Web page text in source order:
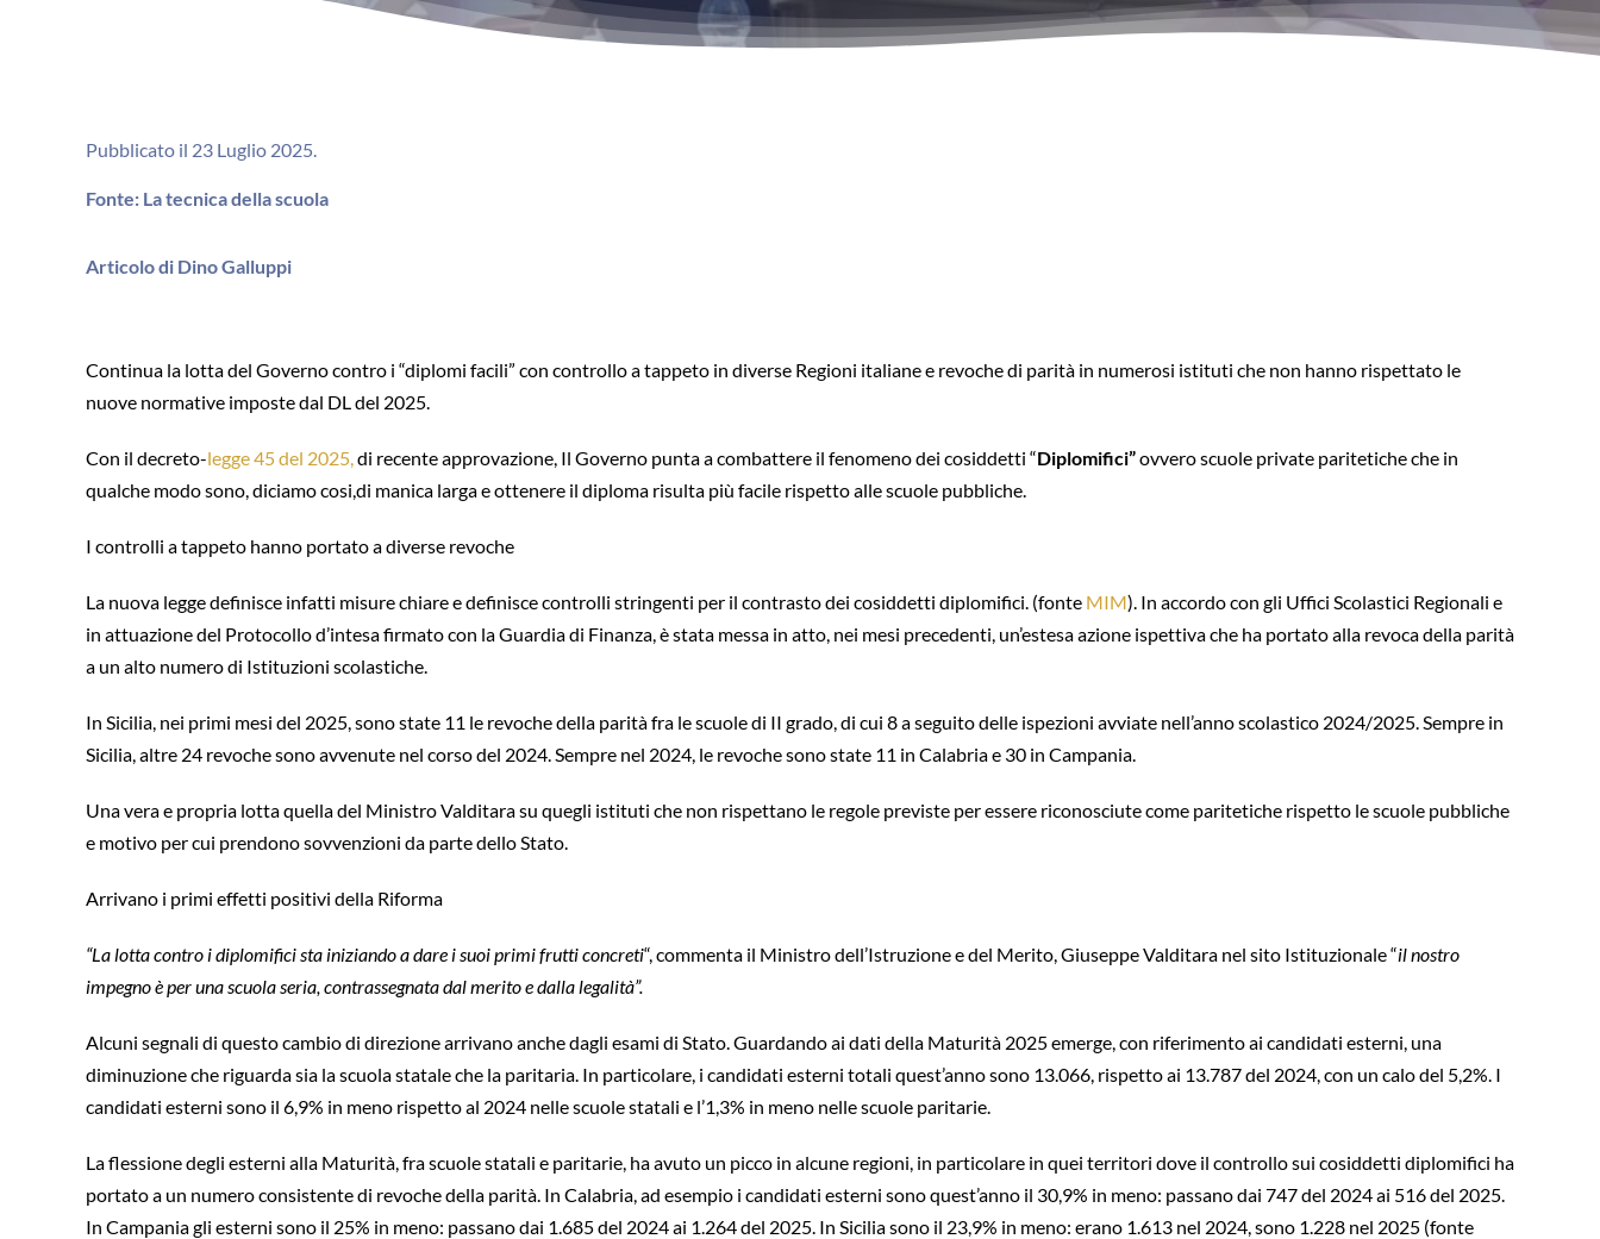
Pubblicato il 23 Luglio 2025.
Fonte: La tecnica della scuola
Articolo di Dino Galluppi
Continua la lotta del Governo contro i “diplomi facili” con controllo a tappeto in diverse Regioni italiane e revoche di parità in numerosi istituti che non hanno rispettato le
nuove normative imposte dal DL del 2025.
Con il decreto-legge 45 del 2025,di recente approvazione, Il Governo punta a combattere il fenomeno dei cosiddetti “Diplomifici”ovvero scuole private paritetiche che in
qualche modo sono, diciamo cosi,di manica larga e ottenere il diploma risulta più facile rispetto alle scuole pubbliche.
I controlli a tappeto hanno portato a diverse revoche
La nuova legge definisce infatti misure chiare e definisce controlli stringenti per il contrasto dei cosiddetti diplomifici. (fonte MIM). In accordo con gli Uffici Scolastici Regionali e
in attuazione del Protocollo d’intesa firmato con la Guardia di Finanza, è stata messa in atto, nei mesi precedenti, un’estesa azione ispettiva che ha portato alla revoca della parità
a un alto numero di Istituzioni scolastiche.
In Sicilia, nei primi mesi del 2025, sono state 11 le revoche della parità fra le scuole di II grado, di cui 8 a seguito delle ispezioni avviate nell’anno scolastico 2024/2025. Sempre in
Sicilia, altre 24 revoche sono avvenute nel corso del 2024. Sempre nel 2024, le revoche sono state 11 in Calabria e 30 in Campania.
Una vera e propria lotta quella del Ministro Valditara su quegli istituti che non rispettano le regole previste per essere riconosciute come paritetiche rispetto le scuole pubbliche
e motivo per cui prendono sovvenzioni da parte dello Stato.
Arrivano i primi effetti positivi della Riforma
“La lotta contro i diplomifici sta iniziando a dare i suoi primi frutti concreti“, commenta il Ministro dell’Istruzione e del Merito, Giuseppe Valditara nel sito Istituzionale “il nostro
impegno è per una scuola seria, contrassegnata dal merito e dalla legalità”.
Alcuni segnali di questo cambio di direzione arrivano anche dagli esami di Stato. Guardando ai dati della Maturità 2025 emerge, con riferimento ai candidati esterni, una
diminuzione che riguarda sia la scuola statale che la paritaria. In particolare, i candidati esterni totali quest’anno sono 13.066, rispetto ai 13.787 del 2024, con un calo del 5,2%. I
candidati esterni sono il 6,9% in meno rispetto al 2024 nelle scuole statali e l’1,3% in meno nelle scuole paritarie.
La flessione degli esterni alla Maturità, fra scuole statali e paritarie, ha avuto un picco in alcune regioni, in particolare in quei territori dove il controllo sui cosiddetti diplomifici ha
portato a un numero consistente di revoche della parità. In Calabria, ad esempio i candidati esterni sono quest’anno il 30,9% in meno: passano dai 747 del 2024 ai 516 del 2025.
In Campania gli esterni sono il 25% in meno: passano dai 1.685 del 2024 ai 1.264 del 2025. In Sicilia sono il 23,9% in meno: erano 1.613 nel 2024, sono 1.228 nel 2025 (fonte